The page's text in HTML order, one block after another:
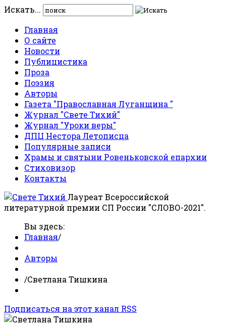
Искать...
Главная
О сайте
Новости
Публицистика
Проза
Поэзия
Авторы
Газета "Православная Луганщина "
Журнал "Свете Тихий"
Журнал "Уроки веры"
ДПЦ Нестора Летописца
Популярные записи
Храмы и святыни Ровеньковской епархии
Стиховизор
Контакты
Лауреат Всероссийской
литературной премии СП России "СЛОВО-2021".
Вы здесь:
Главная/
Авторы
/Светлана Тишкина
Подписаться на этот канал RSS